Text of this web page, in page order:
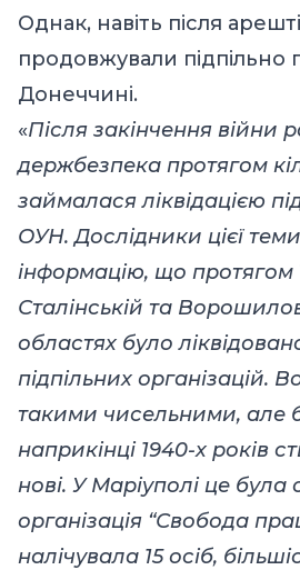
Однак, навіть після
продовжували підпільно
Донеччині.
«Після закінчення війни
держбезпека протягом
займалася ліквідацією
ОУН. Дослідники цієї
інформацію, що протягом
Сталінській та
областях було
підпільних організацій.
такими чисельними, але
наприкінці 1940-х років
нові. У Маріуполі це була
організація “Свобода
налічувала 15 осіб,